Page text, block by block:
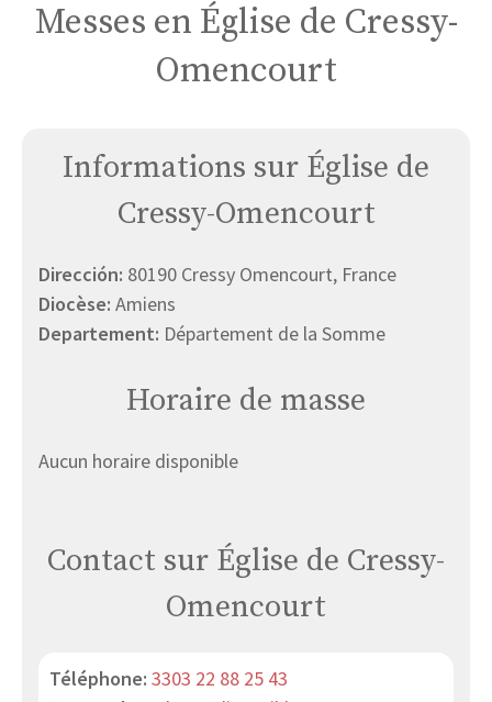
Messes en Église de Cressy-
Omencourt
Informations sur Église de
Cressy-Omencourt
Dirección: 80190 Cressy Omencourt, France
Diocèse: Amiens
Departement: Département de la Somme
Horaire de masse
Aucun horaire disponible
Contact sur Église de Cressy-
Omencourt
Téléphone: 3303 22 88 25 43